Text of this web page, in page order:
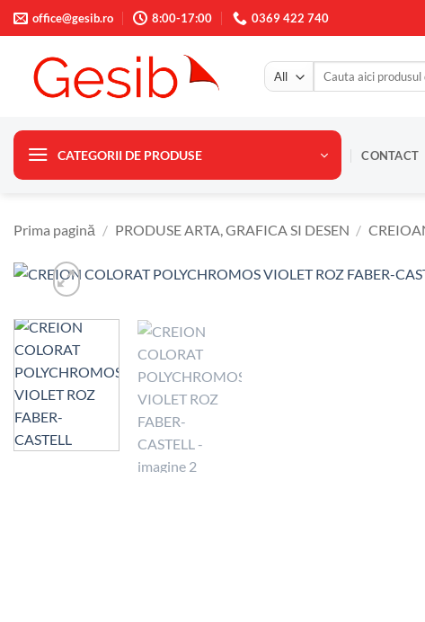
Skip
to
content
office@gesib.ro 8:00-17:00 0369 422 740
Caută
CATEGORII DE PRODUSE CONTACT
Prima pagină / PRODUSE ARTA, GRAFICA SI DESEN /